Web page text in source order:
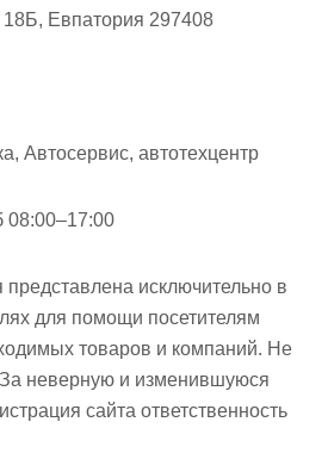
Евпатория 297408
Автосервис, автотехцентр
08:00–17:00
исключительно в
для помощи посетителям
товаров и компаний. Не
неверную и изменившуюся
сайта ответственность